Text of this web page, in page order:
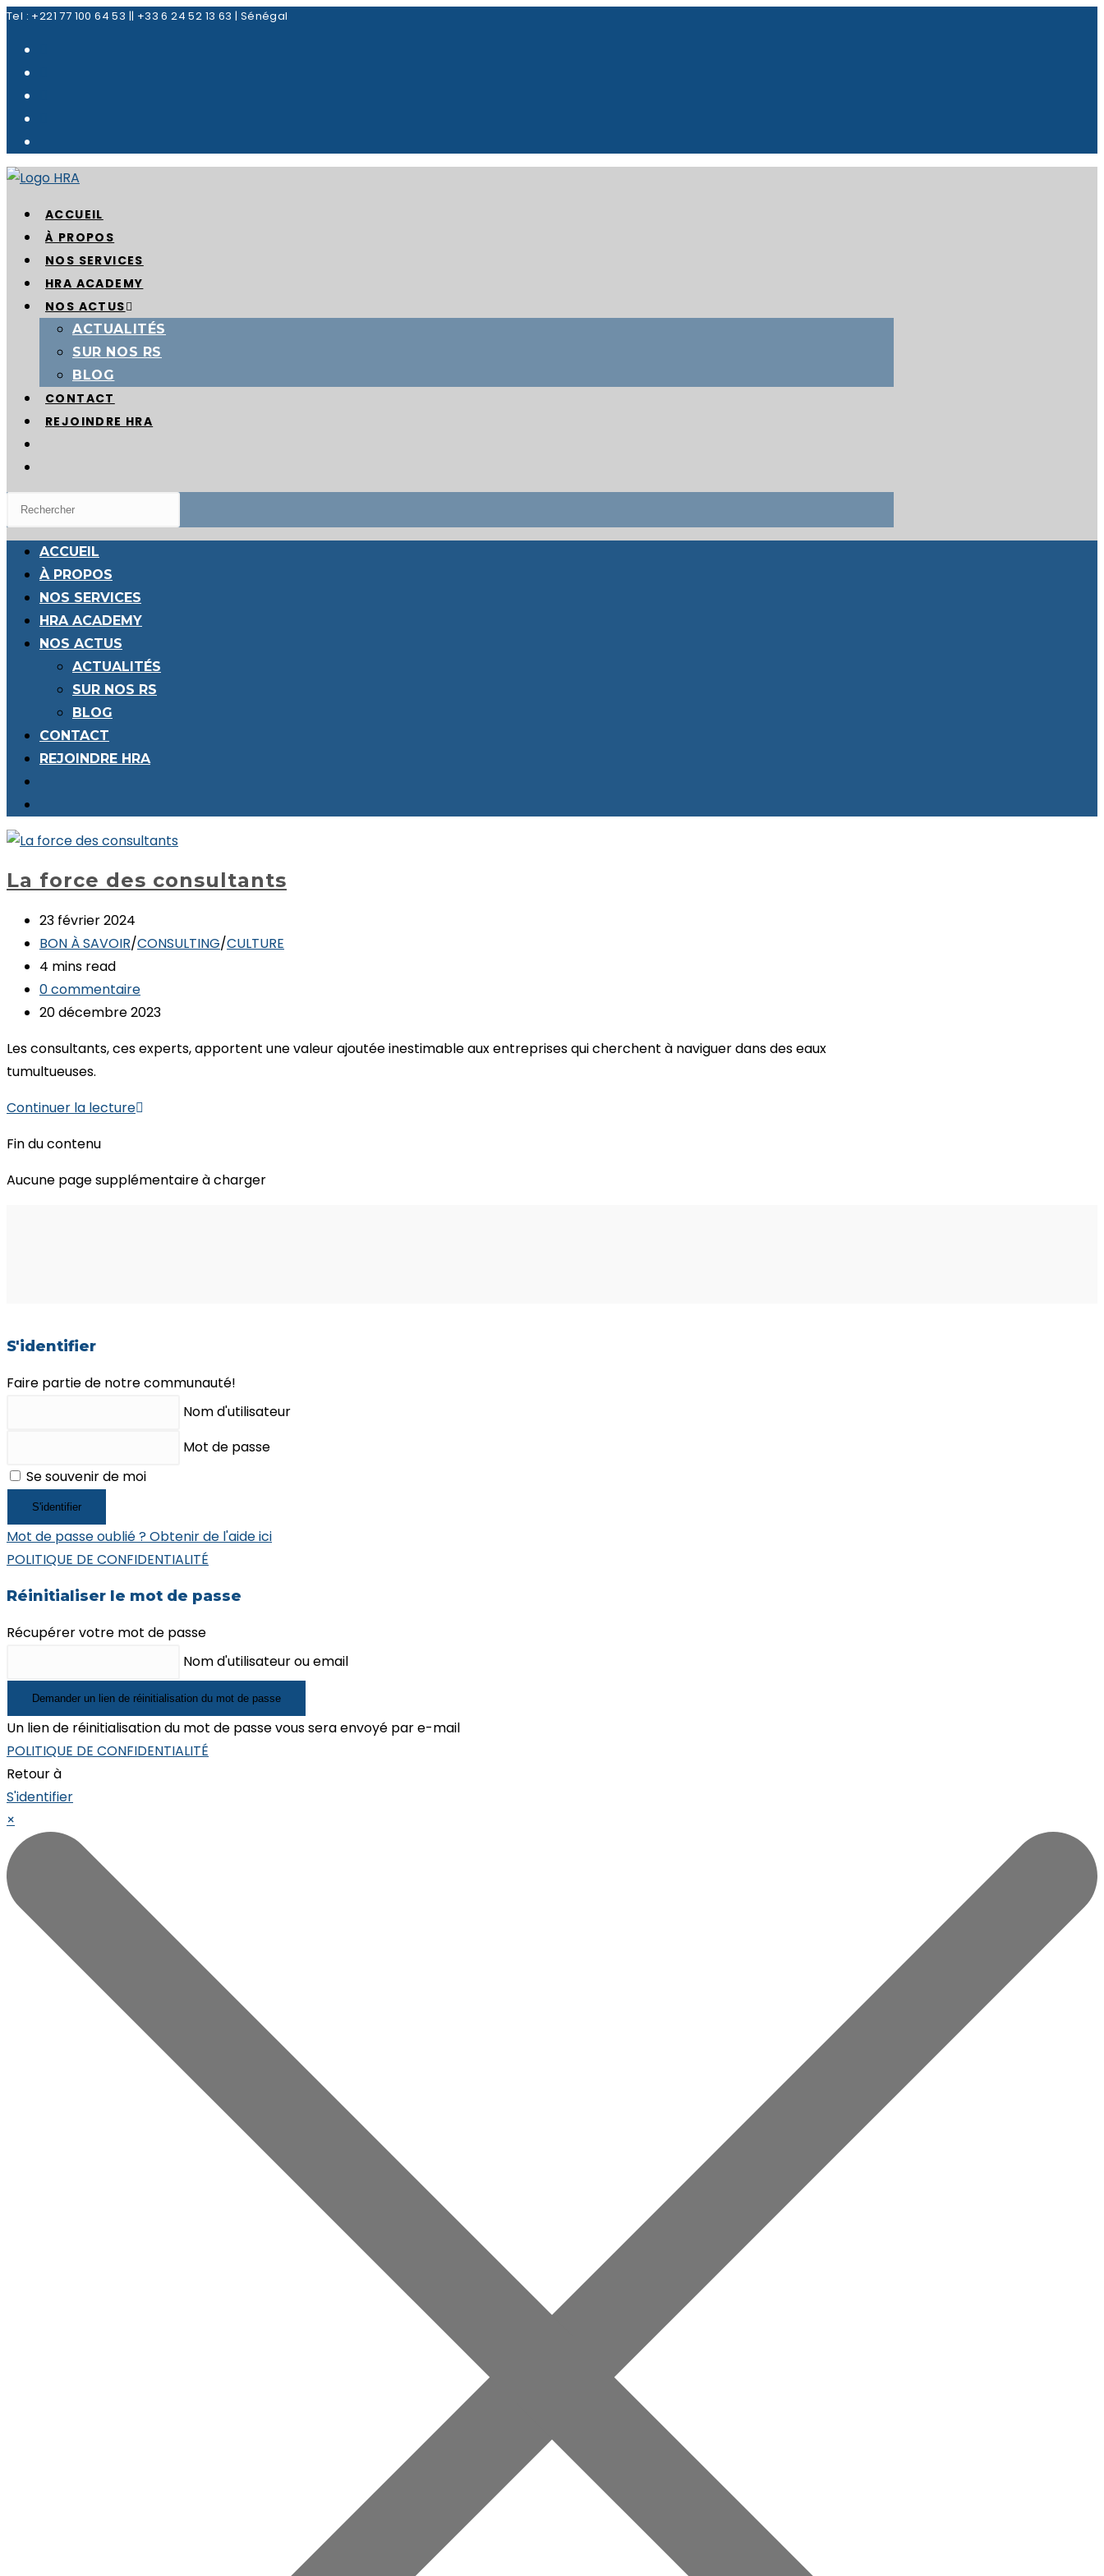
Skip
content
Tel : +221 77 100 64 53 || +33 6 24 52 13 63 | Sénégal
ACCUEIL
À PROPOS
NOS SERVICES
HRA ACADEMY
NOS ACTUS
ACTUALITÉS
SUR NOS RS
BLOG
CONTACT
REJOINDRE HRA
ACCUEIL
À PROPOS
NOS SERVICES
HRA ACADEMY
NOS ACTUS
ACTUALITÉS
SUR NOS RS
BLOG
CONTACT
REJOINDRE HRA
Search
La force des consultants
Dernière
modification
de
la
publication :
23 février 2024
Post
category:
BON À SAVOIR/CONSULTING/CULTURE
Temps
de
lecture :
4 mins read
Commentaires
de
publication :
0 commentaire
Publication
20 décembre 2023
Les consultants, ces experts, apportent une valeur ajoutée inestimable aux entreprises qui cherchent à naviguer dans des eaux
tumultueuses.
Continuer la lectureLa
Fin du contenu
Aucune page supplémentaire à charger
S'identifier
Faire partie de notre communauté!
Nom d'utilisateur
Mot de passe
Se souvenir de moi
S'identifier
Mot de passe oublié ? Obtenir de l'aide ici
POLITIQUE DE CONFIDENTIALITÉ
Réinitialiser le mot de passe
Récupérer votre mot de passe
Nom d'utilisateur ou email
Demander un lien de réinitialisation du mot de passe
Un lien de réinitialisation du mot de passe vous sera envoyé par e-mail
POLITIQUE DE CONFIDENTIALITÉ
Retour à
S'identifier
×